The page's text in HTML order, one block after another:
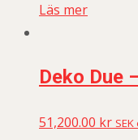
Läs mer
Deko Due
51,200.00 kr